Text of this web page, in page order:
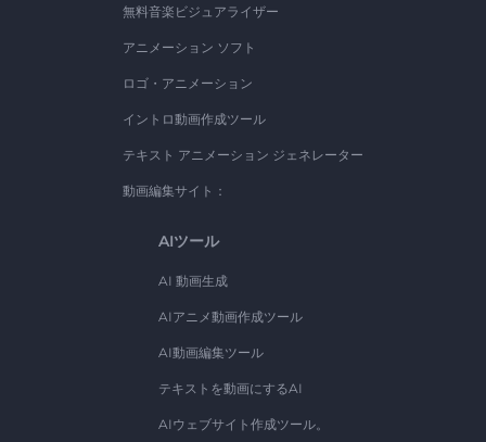
無料音楽ビジュアライザー
アニメーション ソフト
ロゴ・アニメーション
イントロ動画作成ツール
テキスト アニメーション ジェネレーター
動画編集サイト：
AIツール
AI 動画生成
AIアニメ動画作成ツール
AI動画編集ツール
テキストを動画にするAI
AIウェブサイト作成ツール。